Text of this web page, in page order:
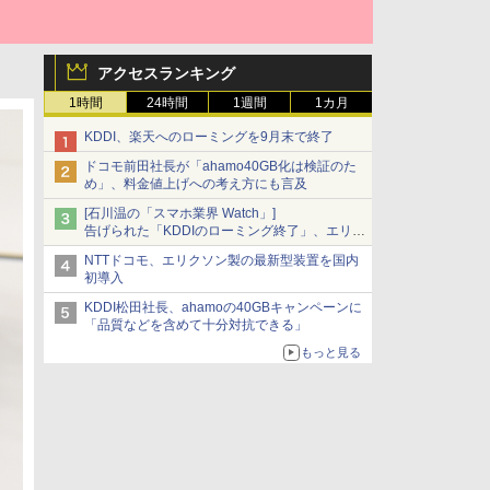
アクセスランキング
1時間 24時間 1週間 1カ月
KDDI、楽天へのローミングを9月末で終了
ドコモ前田社長が「ahamo40GB化は検証のた
め」、料金値上げへの考え方にも言及
[石川温の「スマホ業界 Watch」]
告げられた「KDDIのローミング終了」、エリア
マップの落とし穴と楽天モバイルの課題
NTTドコモ、エリクソン製の最新型装置を国内
初導入
KDDI松田社長、ahamoの40GBキャンペーンに
「品質などを含めて十分対抗できる」
もっと見る